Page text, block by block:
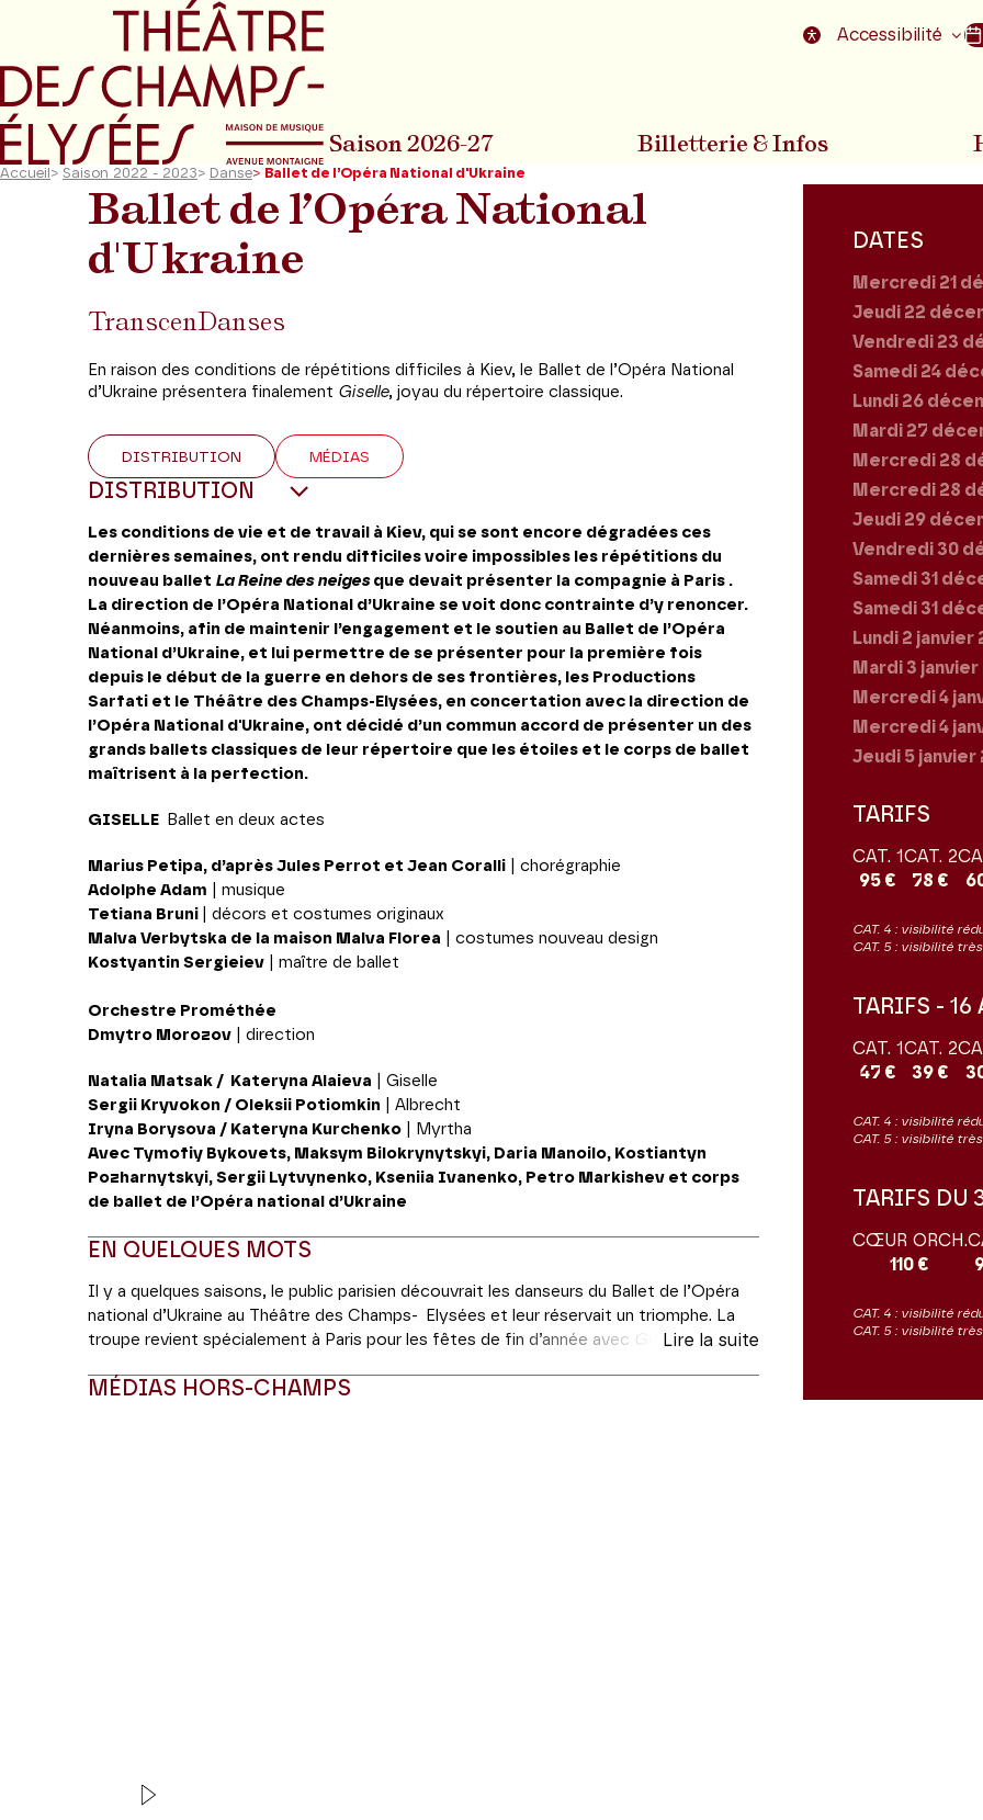
Aller au menu principal Aller au pied de la page Accessibilité
Saison 2026-27 Billetterie & Infos
Accueil > Saison 2022 - 2023> Danse> Ballet de l’Opéra National d'Ukraine
Ballet de l’Opéra National
d'Ukraine
TranscenDanses
En raison des conditions de répétitions difficiles à Kiev, le Ballet de l’Opéra National
d’Ukraine présentera finalement Giselle, joyau du répertoire classique.
DISTRIBUTION MÉDIAS
DISTRIBUTION
Les conditions de vie et de travail à Kiev, qui se sont encore dégradées ces
dernières semaines, ont rendu difficiles voire impossibles les répétitions du
nouveau ballet La Reine des neigesque devait présenter la compagnie à Paris .
La direction de l’Opéra National d’Ukraine se voit donc contrainte d’y renoncer.
Néanmoins, afin de maintenir l’engagement et le soutien au Ballet de l’Opéra
National d’Ukraine, et lui permettre de se présenter pour la première fois
depuis le début de la guerre en dehors de ses frontières, les Productions
Sarfati et le Théâtre des Champs-Elysées, en concertation avec la direction de
l’Opéra National d'Ukraine, ont décidé d’un commun accord de présenter un des
grands ballets classiques de leur répertoire que les étoiles et le corps de ballet
maîtrisent à la perfection.
GISELLE Ballet en deux actes
Marius Petipa, d’après Jules Perrot et Jean Coralli | chorégraphie
Adolphe Adam | musique
Tetiana Bruni
| décors et costumes originaux
Malva Verbytska de la maison Malva Florea | costumes nouveau design
Kostyantin Sergieiev | maître de ballet
Orchestre Prométhée
Dmytro Morozov | direction
Natalia Matsak / Kateryna Alaieva | Giselle
Sergii Kryvokon / Oleksii Potiomkin | Albrecht
Iryna Borysova / Kateryna Kurchenko | Myrtha
Avec Tymofiy Bykovets, Maksym Bilokrynytskyi, Daria Manoilo, Kostiantyn
Pozharnytskyi, Sergii Lytvynenko, Kseniia Ivanenko, Petro Markishev et corps
de ballet de l’Opéra national d’Ukraine
EN QUELQUES MOTS
Il y a quelques saisons, le public parisien découvrait les danseurs du Ballet de l’Opéra
national d’Ukraine au Théâtre des Champs- Elysées et leur réservait un triomphe. La
troupe revient spécialement à Paris pour les fêtes de fin d’année avec Giselle, un ballet
Considéré comme l’un des chefs-d'œuvre du répertoire romantique,
Lire la suite
MÉDIAS HORS-CHAMPS
DATES
Mercredi 21
Jeudi 22
Vendredi 23
Samedi 24
Lundi 26
Mardi 27
Mercredi 28
Mercredi 28
Jeudi 29
Vendredi 30
Samedi 31
Samedi 31
Lundi 2 janvier
Mardi 3 janvier
Mercredi 4
Mercredi 4
Jeudi 5 janvier
TARIFS
CAT. 1
95 €
CAT. 2
78 €
CAT. 4 : visibilité
CAT. 5 : visibilité
TARIFS - 16
CAT. 1
47 €
CAT. 2
39 €
CAT. 4 : visibilité
CAT. 5 : visibilité
TARIFS DU
CŒUR ORCH.
110 €
CAT. 4 : visibilité
CAT. 5 : visibilité